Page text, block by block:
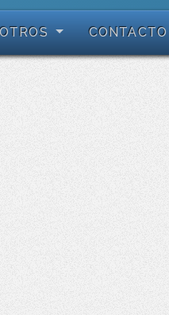
CONTACTO